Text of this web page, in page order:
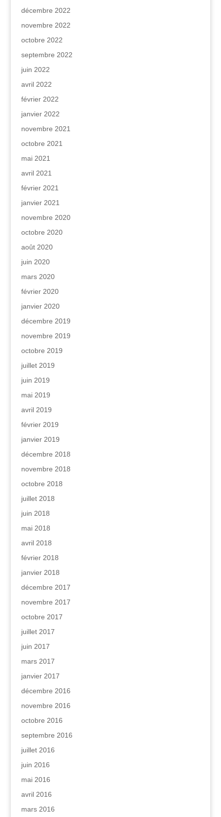
décembre 2022
novembre 2022
octobre 2022
septembre 2022
juin 2022
avril 2022
février 2022
janvier 2022
novembre 2021
octobre 2021
mai 2021
avril 2021
février 2021
janvier 2021
novembre 2020
octobre 2020
août 2020
juin 2020
mars 2020
février 2020
janvier 2020
décembre 2019
novembre 2019
octobre 2019
juillet 2019
juin 2019
mai 2019
avril 2019
février 2019
janvier 2019
décembre 2018
novembre 2018
octobre 2018
juillet 2018
juin 2018
mai 2018
avril 2018
février 2018
janvier 2018
décembre 2017
novembre 2017
octobre 2017
juillet 2017
juin 2017
mars 2017
janvier 2017
décembre 2016
novembre 2016
octobre 2016
septembre 2016
juillet 2016
juin 2016
mai 2016
avril 2016
mars 2016